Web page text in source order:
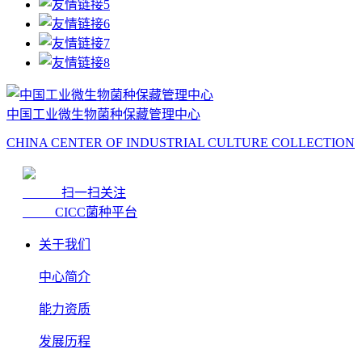
中国工业微生物菌种保藏管理中心
CHINA CENTER OF INDUSTRIAL CULTURE COLLECTION
扫一扫关注
CICC菌种平台
关于我们
中心简介
能力资质
发展历程